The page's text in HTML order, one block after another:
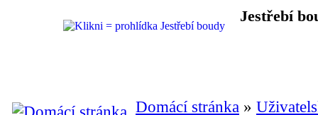
Jestřebí
Domácí stránka »